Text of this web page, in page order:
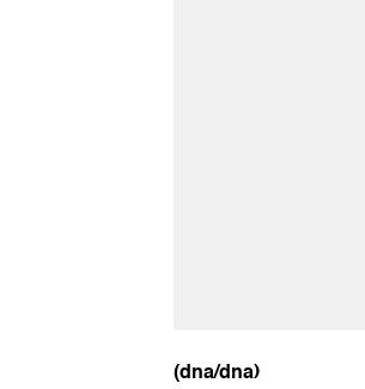
(dna/dna)